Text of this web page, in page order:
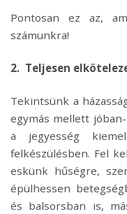
Pontosan ez az,
számunkra!
2. Teljesen
Tekintsünk a
egymás mellett
a jegyesség
felkészülésben. Fel
eskünk hűségre,
épülhessen
és balsorsban is,